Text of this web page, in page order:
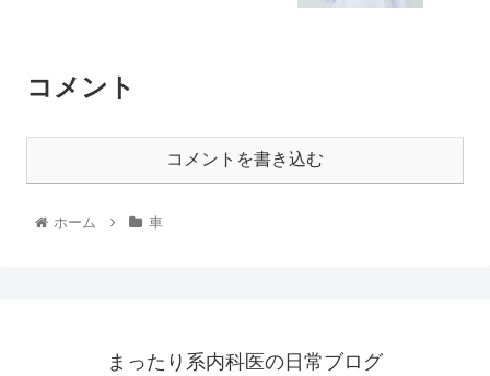
コメント
コメントを書き込む
ホーム 車
まったり系内科医の日常ブログ